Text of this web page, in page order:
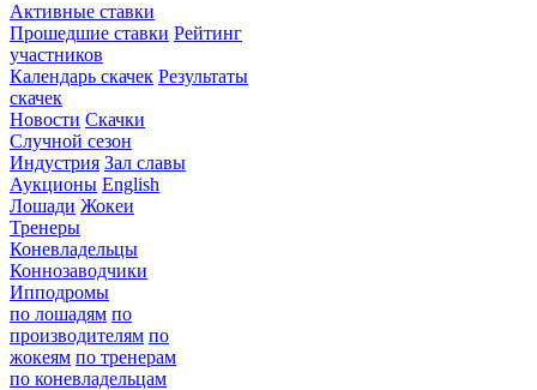
Активные ставки
Прошедшие ставки Рейтинг
участников
Календарь скачек Результаты
скачек
Новости Скачки
Случной сезон
Индустрия Зал славы
Аукционы English
Лошади Жокеи
Тренеры
Коневладельцы
Коннозаводчики
Ипподромы
по лошадям по
производителям по
жокеям по тренерам
по коневладельцам